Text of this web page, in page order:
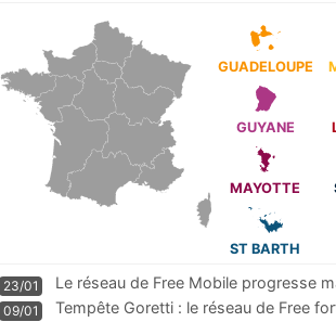
GUADELOUPE
GUYANE
MAYOTTE
ST BARTH
23/01
Le réseau de Free Mobile progresse
m
09/01
Tempête Goretti : le réseau de Free